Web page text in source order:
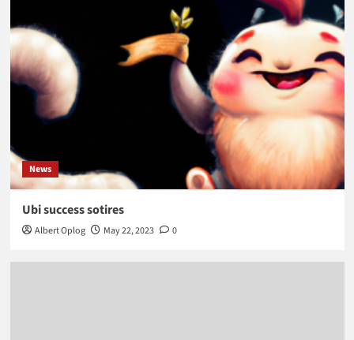
News
Ubi success sotires
Albert Oplog May 22, 2023 0